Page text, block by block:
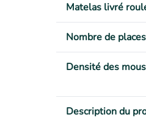
Matelas livré
Nombre de places
Densité des
Description du